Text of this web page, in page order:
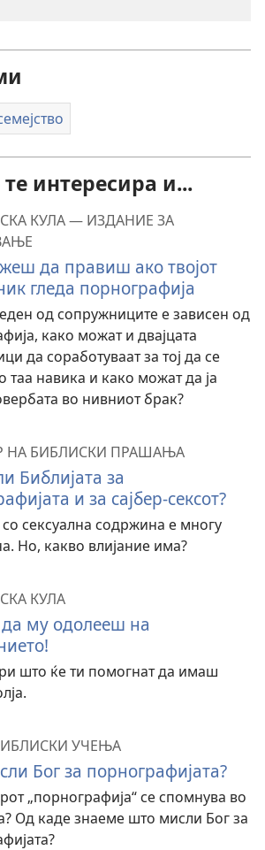
интересира и...
КУЛА — ИЗДАНИЕ ЗА
да правиш ако твојот
гледа порнографија
од сопружниците е зависен од
како можат и двајцата
да соработуваат за тој да се
таа навика и како можат да ја
во нивниот брак?
НА БИБЛИСКИ ПРАШАЊА
Библијата за
и за сајбер-сексот?
со сексуална содржина е многу
Но, какво влијание има?
КУЛА
му одолееш на
што ќе ти помогнат да имаш
УЧЕЊА
Бог за порнографијата?
„порнографија“ се спомнува во
Од каде знаеме што мисли Бог за